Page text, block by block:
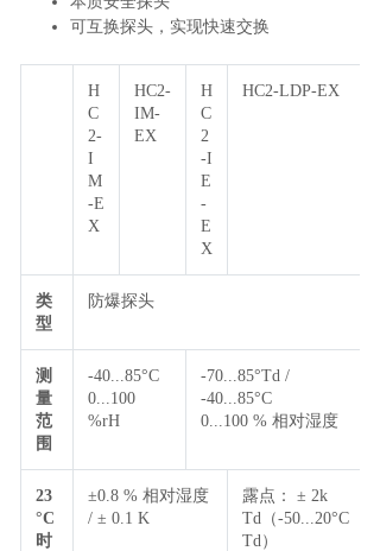
可互换探头，实现快速交换
H
C
2-
I
M
-E
X
HC2-
IM-
EX
H
C
2
-I
E
-
E
X
HC2-LDP-EX
类
型
防爆探头
测
量
范
围
-40...85°C
0...100
%rH
-70...85°Td /
-40...85°C
0...100 % 相对湿度
23
°C
时
±0.8 % 相对湿度
/ ± 0.1 K
露点： ± 2k
Td（-50...20°C
Td）